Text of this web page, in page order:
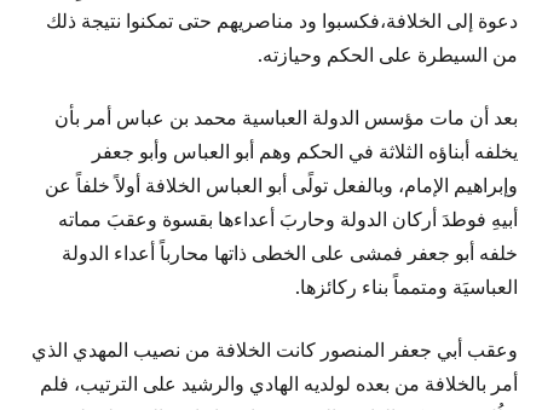
دعوة إلى الخلافة،فكسبوا ود مناصريهم حتى تمكنوا نتيجة ذلك
من السيطرة على الحكم وحيازته.
بعد أن مات مؤسس الدولة العباسية محمد بن عباس أمر بأن
يخلفه أبناؤه الثلاثة في الحكم وهم أبو العباس وأبو جعفر
وإبراهيم الإمام، وبالفعل تولًى أبو العباس الخلافة أولاً خلفاً عن
أبيهِ فوطدَ أركان الدولة وحاربَ أعداءها بقسوة وعقبَ مماته
خلفه أبو جعفر فمشى على الخطى ذاتها محارباً أعداء الدولة
العباسيَة ومتمماً بناء ركائزها.
وعقب أبي جعفر المنصور كانت الخلافة من نصيب المهدي الذي
أمر بالخلافة من بعده لولديه الهادي والرشيد على الترتيب، فلم